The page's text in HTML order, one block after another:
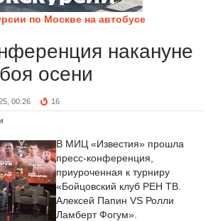
по Москве на автобусе
накануне
осени
00:26 16
В МИЦ «Известия» прошла
пресс-конференция,
приуроченная к турниру
«Бойцовский клуб РЕН ТВ.
Алексей Папин VS Ролли
Ламберт Фогум».